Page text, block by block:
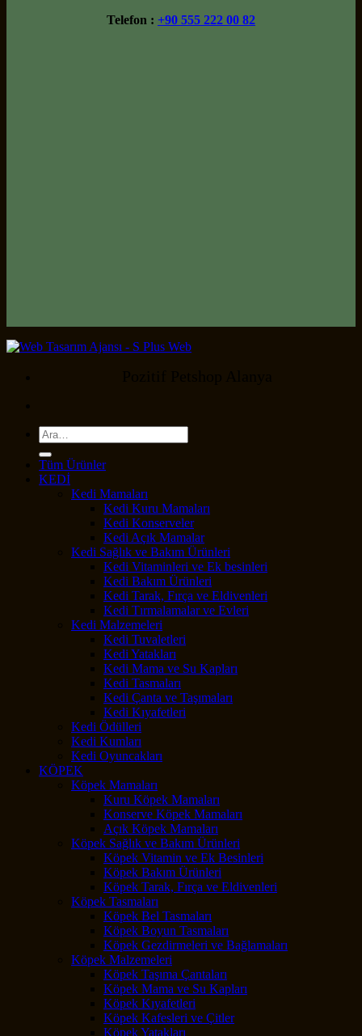
Telefon : +90 555 222 00 82
Ara:
Tüm Ürünler
KEDİ
Kedi Mamaları
Kedi Kuru Mamaları
Kedi Konserveler
Kedi Açık Mamalar
Kedi Sağlık ve Bakım Ürünleri
Kedi Vitaminleri ve Ek besinleri
Kedi Bakım Ürünleri
Kedi Tarak, Fırça ve Eldivenleri
Kedi Tırmalamalar ve Evleri
Kedi Malzemeleri
Kedi Tuvaletleri
Kedi Yatakları
Kedi Mama ve Su Kapları
Kedi Tasmaları
Kedi Çanta ve Taşımaları
Kedi Kıyafetleri
Kedi Ödülleri
Kedi Kumları
Kedi Oyuncakları
KÖPEK
Köpek Mamaları
Kuru Köpek Mamaları
Konserve Köpek Mamaları
Açık Köpek Mamaları
Köpek Sağlık ve Bakım Ürünleri
Köpek Vitamin ve Ek Besinleri
Köpek Bakım Ürünleri
Köpek Tarak, Fırça ve Eldivenleri
Köpek Tasmaları
Köpek Bel Tasmaları
Köpek Boyun Tasmaları
Köpek Gezdirmeleri ve Bağlamaları
Köpek Malzemeleri
Köpek Taşıma Çantaları
Köpek Mama ve Su Kapları
Köpek Kıyafetleri
Köpek Kafesleri ve Çitler
Köpek Yatakları